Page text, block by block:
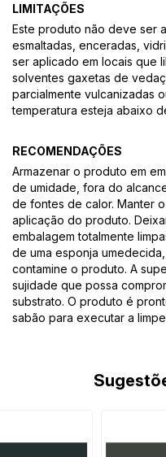
LIMITAÇÕES
Este produto não deve ser
esmaltadas, enceradas,
ser aplicado em locais que
solventes gaxetas de
parcialmente vulcanizadas
temperatura esteja abaixo
RECOMENDAÇÕES
Armazenar o produto em
de umidade, fora do
de fontes de calor. Manter
aplicação do produto.
embalagem totalmente
de uma esponja
contamine o produto. A
sujidade que possa
substrato. O produto é
sabão para executar a